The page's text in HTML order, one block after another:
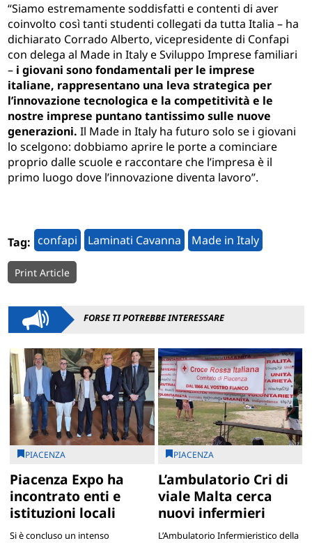
“Siamo estremamente soddisfatti e contenti di aver
coinvolto così tanti studenti collegati da tutta Italia – ha
dichiarato Corrado Alberto, vicepresidente di Confapi
con delega al Made in Italy e Sviluppo Imprese familiari
– i giovani sono fondamentali per le imprese
italiane, rappresentano una leva strategica per
l’innovazione tecnologica e la competitività e le
nostre imprese puntano tantissimo sulle nuove
generazioni. Il Made in Italy ha futuro solo se i giovani
lo scelgono: dobbiamo aprire le porte a cominciare
proprio dalle scuole e raccontare che l’impresa è il
primo luogo dove l’innovazione diventa lavoro”.
Tag: confapi Laminati Cavanna Made in Italy
Print Article
FORSE TI POTREBBE INTERESSARE
PIACENZA
Piacenza Expo ha
incontrato enti e
istituzioni locali
Si è concluso un intenso
PIACENZA
L’ambulatorio Cri di
viale Malta cerca
nuovi infermieri
L’Ambulatorio Infermieristico della